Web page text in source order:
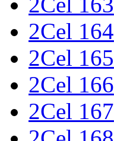
2Cel 164
2Cel 165
2Cel 166
2Cel 167